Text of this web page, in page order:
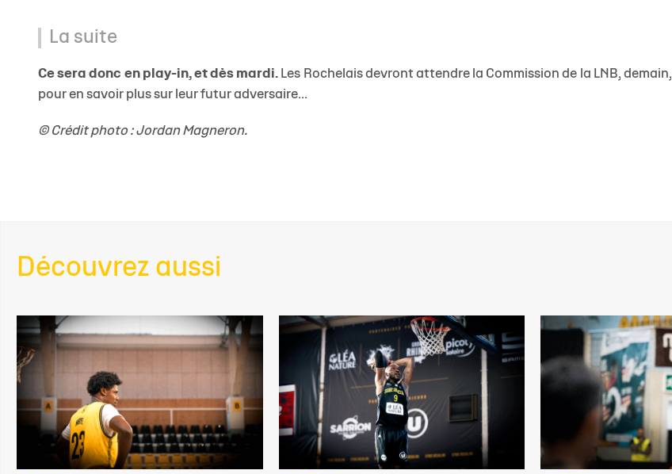
La suite
Ce sera donc en play-in, et dès mardi. Les Rochelais devront attendre la Commission de la LNB, demain,
pour en savoir plus sur leur futur adversaire...
© Crédit photo : Jordan Magneron.
Découvrez aussi